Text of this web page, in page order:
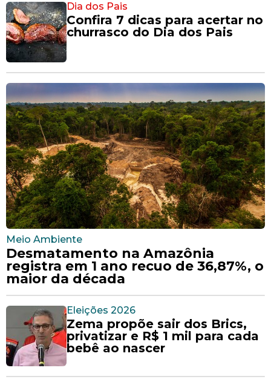
Dia dos Pais
Confira 7 dicas para acertar no
churrasco do Dia dos Pais
Meio Ambiente
Desmatamento na Amazônia
registra em 1 ano recuo de 36,87%, o
maior da década
Eleições 2026
Zema propõe sair dos Brics,
privatizar e R$ 1 mil para cada
bebê ao nascer